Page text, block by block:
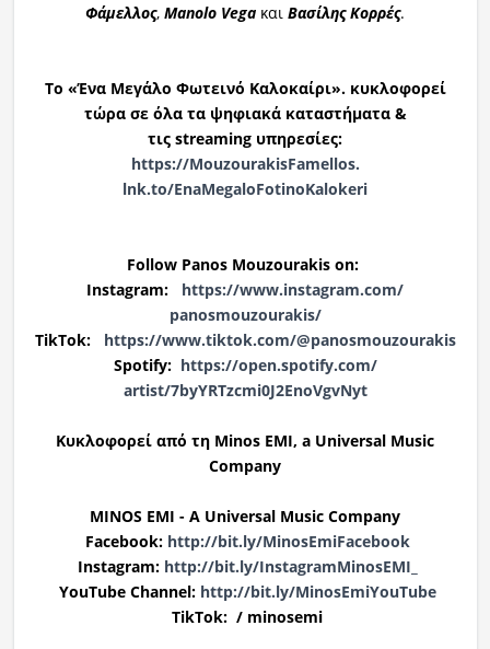
Φάμελλος, Manolo Vega και Βασίλης Κορρές.
Το «Ένα Μεγάλο Φωτεινό Καλοκαίρι». κυκλοφορεί
τώρα σε όλα τα ψηφιακά καταστήματα &
τις streaming υπηρεσίες:
https://MouzourakisFamellos.
lnk.to/EnaMegaloFotinoKalokeri
Follow Panos Mouzourakis on:
Instagram: https://www.instagram.com/
panosmouzourakis/
TikTok:
https://www.tiktok.com/@panosmouzourakis
Spotify: https://open.spotify.com/
artist/7byYRTzcmi0J2EnoVgvNyt
Κυκλοφορεί από τη Minos EMI, a Universal Music
Company
MINOS EMI - A Universal Music Company
Facebook: http://bit.ly/MinosEmiFacebook
Instagram: http://bit.ly/InstagramMinosEMI_
YouTube Channel: http://bit.ly/MinosEmiYouTube
ΤikTok: / minosemi